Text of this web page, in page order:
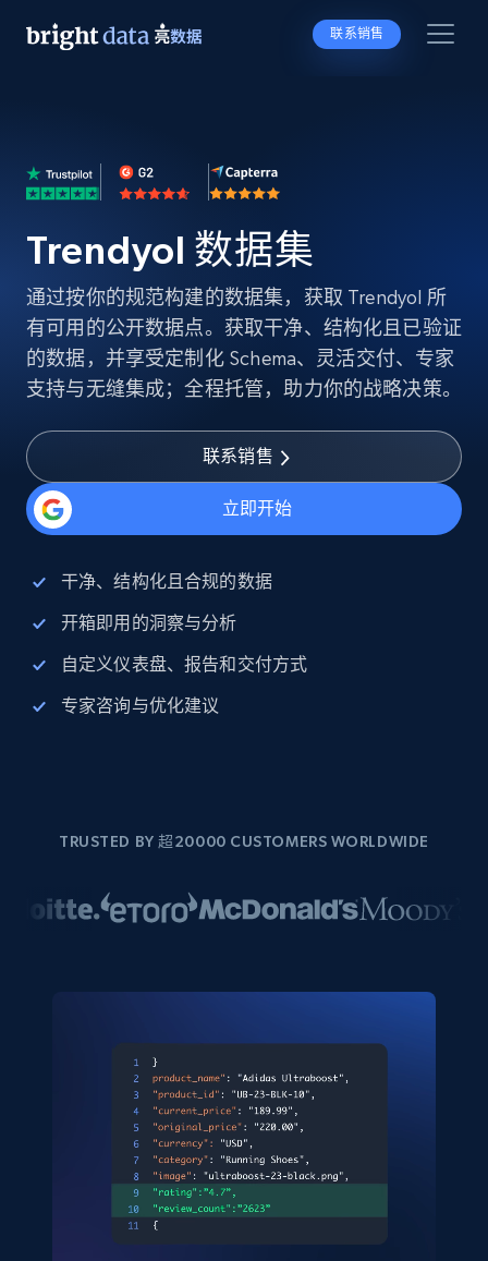
联系销售
Trendyol 数据集
通过按你的规范构建的数据集，获取 Trendyol 所
有可用的公开数据点。获取干净、结构化且已验证
的数据，并享受定制化 Schema、灵活交付、专家
支持与无缝集成；全程托管，助力你的战略决策。
联系销售
立即开始
干净、结构化且合规的数据
开箱即用的洞察与分析
自定义仪表盘、报告和交付方式
专家咨询与优化建议
TRUSTED BY 超20000 CUSTOMERS WORLDWIDE